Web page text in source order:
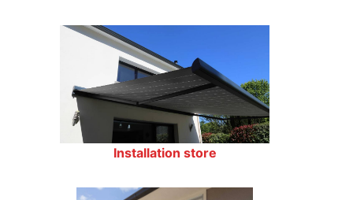
Installation store